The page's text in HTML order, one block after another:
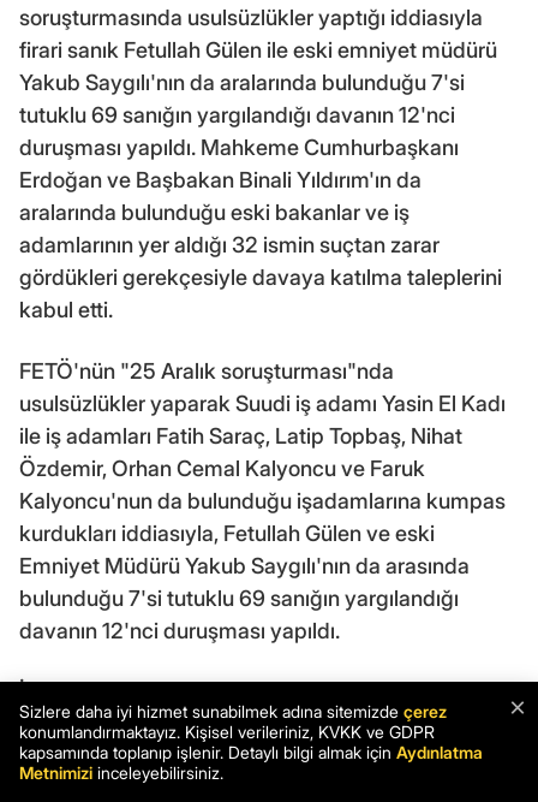
soruşturmasında usulsüzlükler yaptığı iddiasıyla
firari sanık Fetullah Gülen ile eski emniyet müdürü
Yakub Saygılı'nın da aralarında bulunduğu 7'si
tutuklu 69 sanığın yargılandığı davanın 12'nci
duruşması yapıldı. Mahkeme Cumhurbaşkanı
Erdoğan ve Başbakan Binali Yıldırım'ın da
aralarında bulunduğu eski bakanlar ve iş
adamlarının yer aldığı 32 ismin suçtan zarar
gördükleri gerekçesiyle davaya katılma taleplerini
kabul etti.
FETÖ'nün "25 Aralık soruşturması"nda
usulsüzlükler yaparak Suudi iş adamı Yasin El Kadı
ile iş adamları Fatih Saraç, Latip Topbaş, Nihat
Özdemir, Orhan Cemal Kalyoncu ve Faruk
Kalyoncu'nun da bulunduğu işadamlarına kumpas
kurdukları iddiasıyla, Fetullah Gülen ve eski
Emniyet Müdürü Yakub Saygılı'nın da arasında
bulunduğu 7'si tutuklu 69 sanığın yargılandığı
davanın 12'nci duruşması yapıldı.
duruşmaya, tutuklu sanıklar eski emniyet müdürleri
Yakub Saygılı ile Kazım Aksoy, İbrahim Şener, Arif
İbiş, Mehmet Habip Kunt, Mehmet Fatih Yiğit,
×
Sizlere daha iyi hizmet sunabilmek adına sitemizde çerez
konumlandırmaktayız. Kişisel verileriniz, KVKK ve GDPR
kapsamında toplanıp işlenir. Detaylı bilgi almak için Aydınlatma
Metnimizi inceleyebilirsiniz.